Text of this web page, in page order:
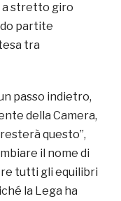
a stretto giro
partite
tra
passo indietro,
della Camera,
questo”,
il nome di
tutti gli equilibri
la Lega ha